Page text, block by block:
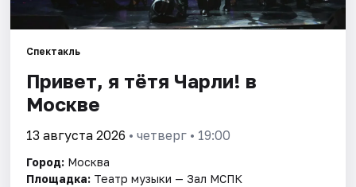
Площадки
Артисты
Спектакль
Привет, я тётя Чарли! в
Москве
13 августа 2026 • четверг • 19:00
Город: Москва
Площадка: Театр музыки — Зал МСПК